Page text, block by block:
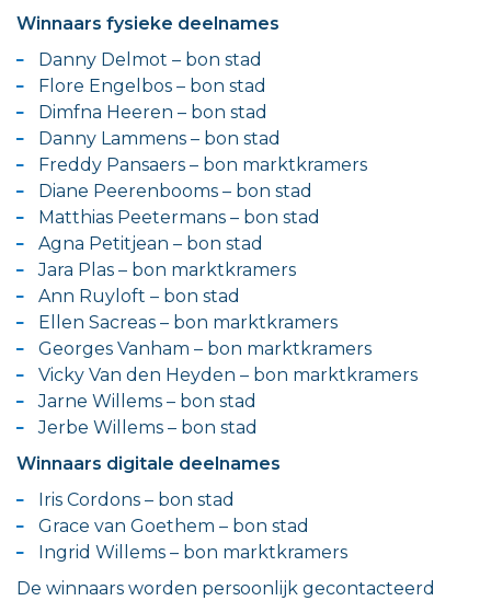
Winnaars fysieke deelnames
Danny Delmot – bon stad
Flore Engelbos – bon stad
Dimfna Heeren – bon stad
Danny Lammens – bon stad
Freddy Pansaers – bon marktkramers
Diane Peerenbooms – bon stad
Matthias Peetermans – bon stad
Agna Petitjean – bon stad
Jara Plas – bon marktkramers
Ann Ruyloft – bon stad
Ellen Sacreas – bon marktkramers
Georges Vanham – bon marktkramers
Vicky Van den Heyden – bon marktkramers
Jarne Willems – bon stad
Jerbe Willems – bon stad
Winnaars digitale deelnames
Iris Cordons – bon stad
Grace van Goethem – bon stad
Ingrid Willems – bon marktkramers
De winnaars worden persoonlijk gecontacteerd